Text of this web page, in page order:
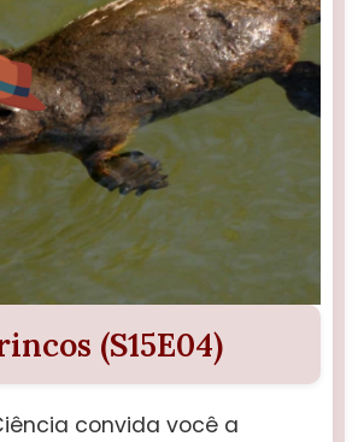
(S15E04)
convida você a